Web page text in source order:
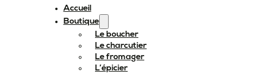
Accueil
Boutique
Le boucher
Le charcutier
Le fromager
L’épicier